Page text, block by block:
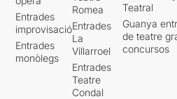
Entrades
improvisació
Entrades
monòlegs
Romea
Entrades
La
Villarroel
Entrades
Teatre
Condal
Teatral
Guanya
de teatre
concursos